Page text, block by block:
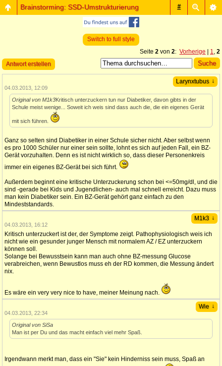
#
Brainstorming: SSD-Umstrukturierung
Switch to full style
Seite 2 von 2: Vorherige 1, 2
Antwort erstellen
Larynxtubus ↓
04.03.2013, 12:09
Original von M1k3Kritisch unterzuckern tun nur Diabetiker, davon gibts in der
Schule meist wenige... Soweit ich weis sind dass auch die, die ein eigenes Gerät
mit sich führen.
Ganz so selten sind Diabetiker in einer Schule sicher nicht. Aber selbst wenn
es pro 1000 Schüler nur einer sein sollte, lohnt es sich auf jeden Fall, ein BZ-
Gerät vorzuhalten. Denn es ist nicht wirklich so, dass dieser Personenkreis
immer ein eigenes BZ-Gerät bei sich führt.
Außerdem beginnt eine kritische Unterzuckerung schon bei <=50mg/dl, und die
sind -gerade bei Kids und Jugendlichen- auch mal schnell erreicht. Dazu muss
man kein Diabetiker sein. Ein BZ-Gerät gehört ganz einfach zu den
Mindeststandards.
M1k3 ↓
04.03.2013, 16:12
Kritisch unterzuckert ist der, der Symptome zeigt. Pathophysiologisch weis ich
nicht wie ein gesunder junger Mensch mit normalem AZ / EZ unterzuckern
können soll.
Solange bei Bewusstsein kann man auch ohne BZ-messung Glucose
verabreichen, wenn Bewustlos muss eh der RD kommen, die Messung ändert
nix.
Es wäre ein very very nice to have, meiner Meinung nach.
Wie ↓
04.03.2013, 22:34
Original von SiSa
Man ist per Du und das macht einfach viel mehr Spaß.
Irgendwann merkt man, dass ein "Sie" kein Hinderniss sein muss, Spaß an